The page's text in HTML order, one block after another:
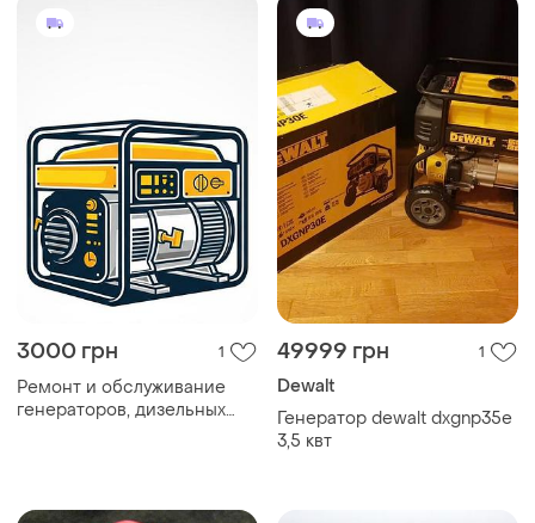
3000 грн 1
Ремонт и обслуживание
генераторов, дизельных
49999 грн 1
Dewalt
Генератор dewalt dxgnp35e
3,5 квт